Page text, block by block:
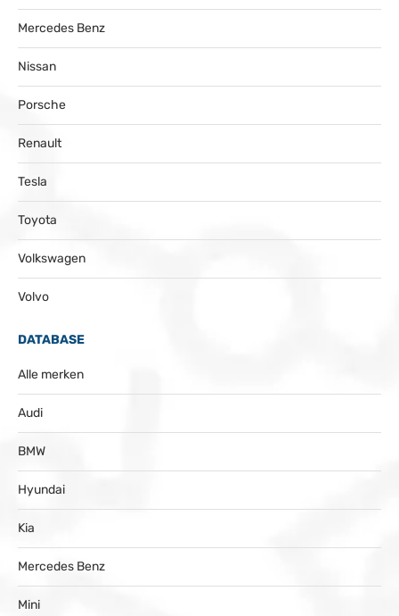
Mercedes Benz
Nissan
Porsche
Renault
Tesla
Toyota
Volkswagen
Volvo
DATABASE
Alle merken
Audi
BMW
Hyundai
Kia
Mercedes Benz
Mini